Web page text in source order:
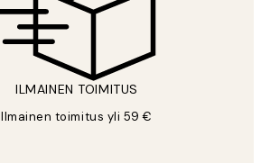
ILMAINEN TOIMITUS
Ilmainen toimitus yli 59 €